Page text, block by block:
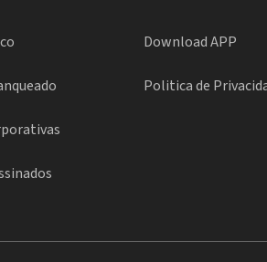
Download APP
Politica de